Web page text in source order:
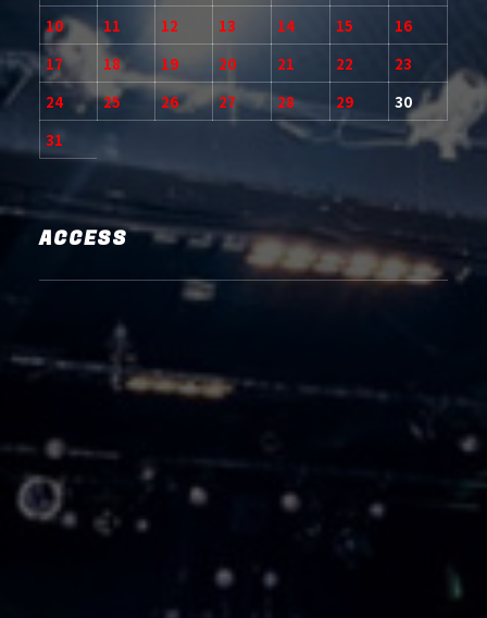
10
11 12 13 14 15
16
17
18 19 20 21 22
23
24
25 26 27 28 29
30
31
ACCESS